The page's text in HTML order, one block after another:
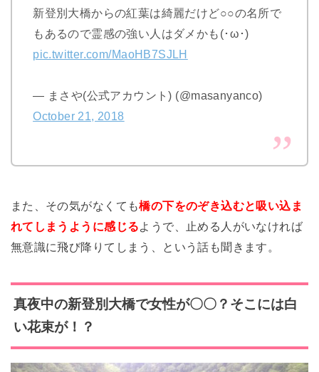
新登別大橋からの紅葉は綺麗だけど○○の名所で
もあるので霊感の強い人はダメかも(･ω･)
pic.twitter.com/MaoHB7SJLH
— まさや(公式アカウント) (@masanyanco)
October 21, 2018
また、その気がなくても橋の下をのぞき込むと吸い込ま
れてしまうように感じるようで、止める人がいなければ
無意識に飛び降りてしまう、という話も聞きます。
真夜中の新登別大橋で女性が〇〇？そこには白
い花束が！？